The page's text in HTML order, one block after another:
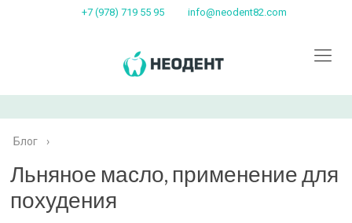
+7 (978) 719 55 95 info@neodent82.com
Блог ›
Льняное масло, применение для
похудения